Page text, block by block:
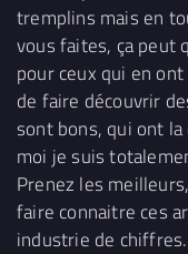
tremplins mais en
vous faites, ça peut
pour ceux qui en ont
de faire découvrir
sont bons, qui ont
moi je suis
Prenez les
faire connaitre ces
industrie de chiffres.